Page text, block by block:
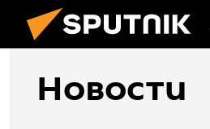
Новости